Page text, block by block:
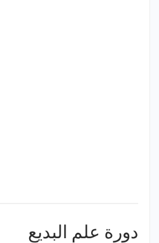
دورة علم البديع